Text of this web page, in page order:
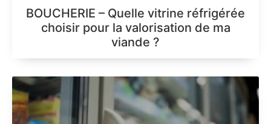
BOUCHERIE – Quelle vitrine réfrigérée
choisir pour la valorisation de ma
viande ?